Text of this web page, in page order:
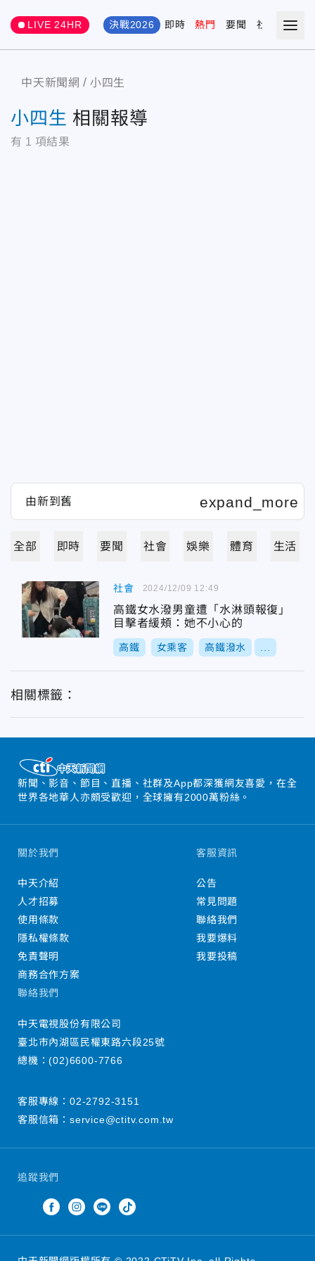
LIVE 24HR 決戰2026 即時 熱門 要聞 社會 娛樂
中天新聞網 小四生
小四生 相關報導
有 1 項結果
全部 即時 要聞 社會 娛樂 體育 生活
社會
高鐵女水潑男童遭「水淋頭報復」
目擊者緩頰：她不小心的
高鐵 女乘客 高鐵潑水
2024/12/09 12:49
相關標籤：
新聞、影音、節目、直播、社群及App都深獲網友喜愛，在全
世界各地華人亦頗受歡迎，全球擁有2000萬粉絲。
追蹤我們
關於我們
中天介紹
人才招募
使用條款
隱私權條款
免責聲明
商務合作方案
客服資訊
公告
常見問題
聯絡我們
我要爆料
我要投稿
聯絡我們
中天電視股份有限公司
臺北市內湖區民權東路六段25號
總機：(02)6600-7766
客服專線： 02-2792-3151
客服信箱： service@ctitv.com.tw